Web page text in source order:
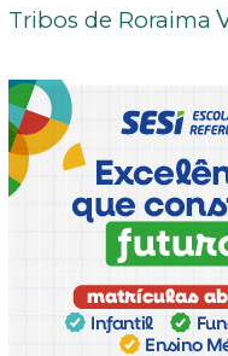
Tribos de Roraima